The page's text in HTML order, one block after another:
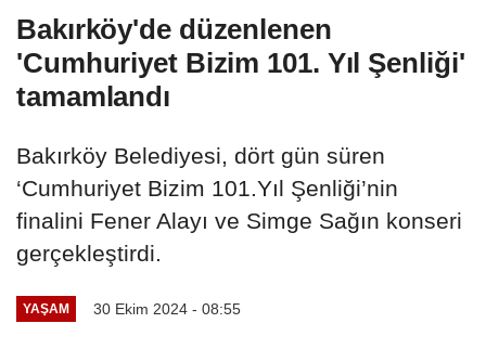
Bakırköy'de düzenlenen
'Cumhuriyet Bizim 101. Yıl Şenliği'
tamamlandı
Bakırköy Belediyesi, dört gün süren
‘Cumhuriyet Bizim 101.Yıl Şenliği’nin
finalini Fener Alayı ve Simge Sağın konseri
gerçekleştirdi.
YAŞAM 30 Ekim 2024 - 08:55